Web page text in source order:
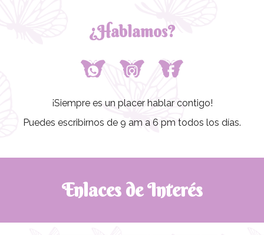
¿Hablamos?
¡Siempre es un placer hablar contigo!
Puedes escribirnos de 9 am a 6 pm todos los días.
Enlaces de Interés